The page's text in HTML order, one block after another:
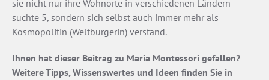
sie nicht nur ihre Wohnorte in verschiedenen Ländern
suchte 5, sondern sich selbst auch immer mehr als
Kosmopolitin (Weltbürgerin) verstand.
Ihnen hat dieser Beitrag zu Maria Montessori gefallen?
Weitere Tipps, Wissenswertes und Ideen finden Sie in